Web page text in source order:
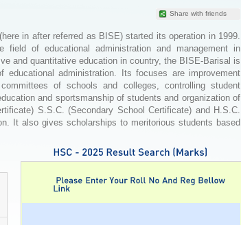
Share with friends
in after referred as BISE) started its operation in 1999.
field of educational administration and management in
and quantitative education in country, the BISE-Barisal is
administration. Its focuses are improvement
of schools and colleges, controlling student
and sportsmanship of students and organization of
S.S.C. (Secondary School Certificate) and H.S.C.
It also gives scholarships to meritorious students based